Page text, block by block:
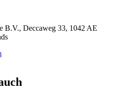
B.V., Deccaweg 33, 1042 AE